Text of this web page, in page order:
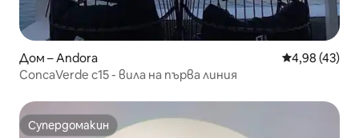
Дом – Andora Средна
4,98 (43)
ConcaVerde c15 - вила на първа линия
Супердомакин
Супердомакин